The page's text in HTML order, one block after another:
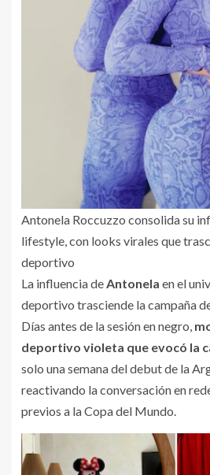
Antonela Roccuzzo consolida su
lifestyle, con looks virales que
deportivo
La influencia de Antonela en el
deportivo trasciende la campaña
Días antes de la sesión en negro,
deportivo violeta que evocó la
solo una semana del debut de la
reactivando la conversación en
previos a la Copa del Mundo.